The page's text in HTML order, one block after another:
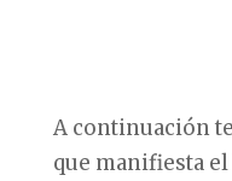
A continuación
que manifiesta